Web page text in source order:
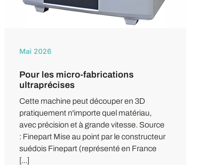
Mai 2026
Pour les micro-fabrications
ultraprécises
Cette machine peut découper en 3D
pratiquement n'importe quel matériau,
avec précision et à grande vitesse. Source
: Finepart Mise au point par le constructeur
suédois Finepart (représenté en France
[...]